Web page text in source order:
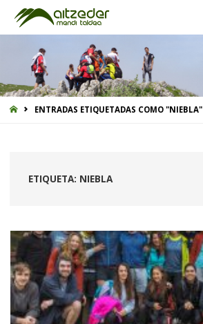
INICIOENTRADAS ETIQUETADAS COMO "NIEBLA"
ETIQUETA: NIEBLA